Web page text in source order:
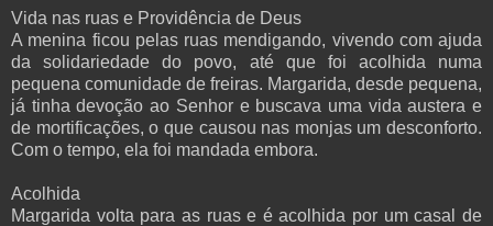
Vida nas ruas e Providência de Deus
A menina ficou pelas ruas mendigando, vivendo com ajuda
da solidariedade do povo, até que foi acolhida numa
pequena comunidade de freiras. Margarida, desde pequena,
já tinha devoção ao Senhor e buscava uma vida austera e
de mortificações, o que causou nas monjas um desconforto.
Com o tempo, ela foi mandada embora.
Acolhida
Margarida volta para as ruas e é acolhida por um casal de